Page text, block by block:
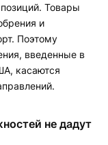
Товары
и
Поэтому
введенные в
касаются
не дадут